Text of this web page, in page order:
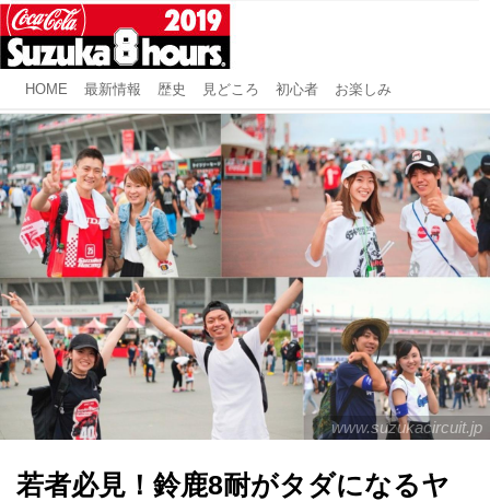
HOME 最新情報 歴史 見どころ 初心者 お楽しみ
www.suzukacircuit.jp
若者必見！鈴鹿8耐がタダになるヤ